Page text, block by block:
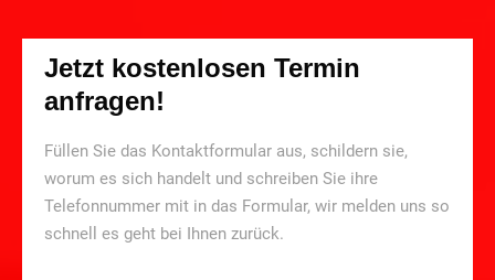
Jetzt kostenlosen Termin
anfragen!
Füllen Sie das Kontaktformular aus, schildern sie,
worum es sich handelt und schreiben Sie ihre
Telefonnummer mit in das Formular, wir melden uns so
schnell es geht bei Ihnen zurück.